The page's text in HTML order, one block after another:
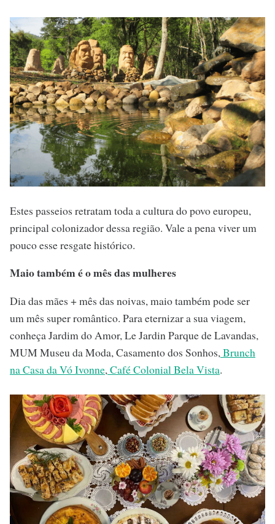
Estes passeios retratam toda a cultura do povo europeu,
principal colonizador dessa região. Vale a pena viver um
pouco esse resgate histórico.
Maio também é o mês das mulheres
Dia das mães + mês das noivas, maio também pode ser
um mês super romântico. Para eternizar a sua viagem,
conheça Jardim do Amor, Le Jardin Parque de Lavandas,
MUM Museu da Moda, Casamento dos Sonhos,Brunch
na Casa da Vó Ivonne,Café Colonial Bela Vista.